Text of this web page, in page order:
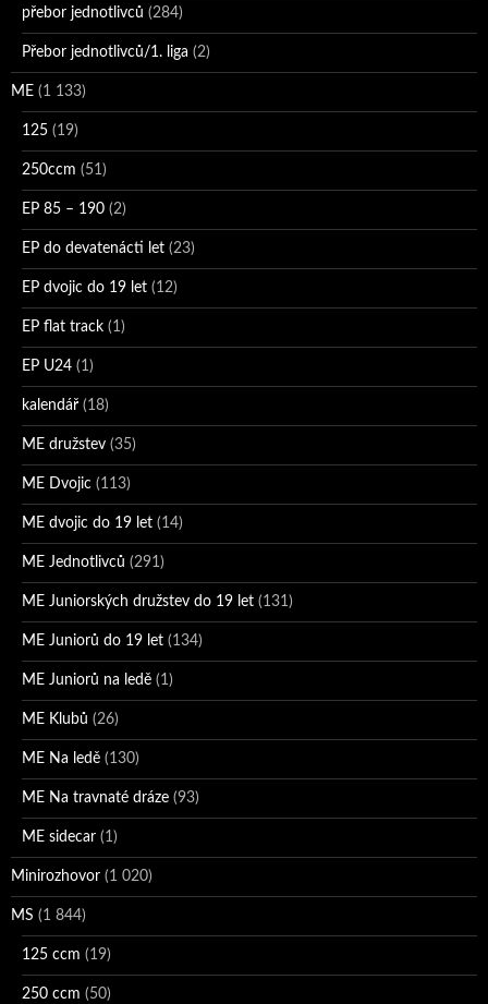
přebor jednotlivců (284)
Přebor jednotlivců/1. liga (2)
ME (1 133)
125 (19)
250ccm (51)
EP 85 – 190 (2)
EP do devatenácti let (23)
EP dvojic do 19 let (12)
EP flat track (1)
EP U24 (1)
kalendář (18)
ME družstev (35)
ME Dvojic (113)
ME dvojic do 19 let (14)
ME Jednotlivců (291)
ME Juniorských družstev do 19 let (131)
ME Juniorů do 19 let (134)
ME Juniorů na ledě (1)
ME Klubů (26)
ME Na ledě (130)
ME Na travnaté dráze (93)
ME sidecar (1)
Minirozhovor (1 020)
MS (1 844)
125 ccm (19)
250 ccm (50)